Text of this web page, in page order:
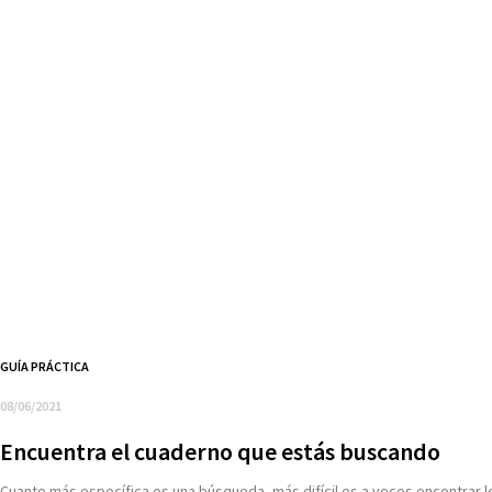
GUÍA PRÁCTICA
08/06/2021
Encuentra el cuaderno que estás buscando